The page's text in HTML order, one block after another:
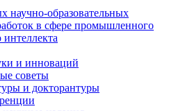
научно-образовательных
в сфере промышленного
интеллекта
и инноваций
советы
и докторантуры